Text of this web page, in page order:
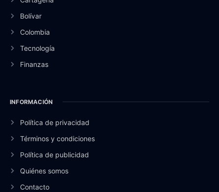
Bolívar
Colombia
Tecnología
Finanzas
INFORMACIÓN
Política de privacidad
Términos y condiciones
Política de publicidad
Quiénes somos
Contacto